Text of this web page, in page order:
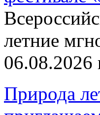
летние
06.08.2026
Природа